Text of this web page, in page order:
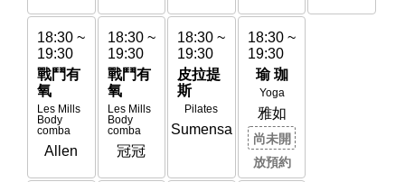
18:30 ~
19:30
戰鬥有
氧
Les Mills
Body
comba
Allen
18:30 ~
19:30
戰鬥有
氧
Les Mills
Body
comba
冠冠
18:30 ~
19:30
皮拉提
斯
Pilates
Sumensa
18:30 ~
19:30
瑜 珈
Yoga
雅如
尚未開
放預約